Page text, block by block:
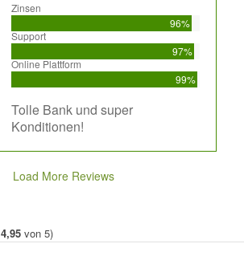
Zinsen
96%
Support
97%
Online Plattform
99%
Tolle Bank und super
Konditionen!
Load More Reviews
4,95 von 5)